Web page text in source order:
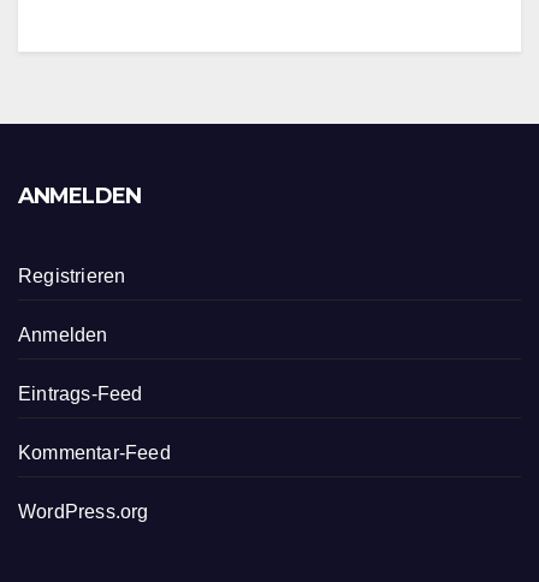
ANMELDEN
Registrieren
Anmelden
Eintrags-Feed
Kommentar-Feed
WordPress.org